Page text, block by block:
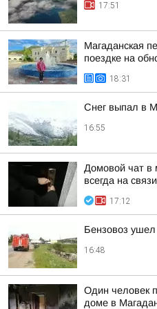
17:51
Магаданская
поездке на
18:31
Снег выпал в
16:55
Домовой чат в
всегда на связи
17:12
Бензовоз
16:48
Один человек
доме в